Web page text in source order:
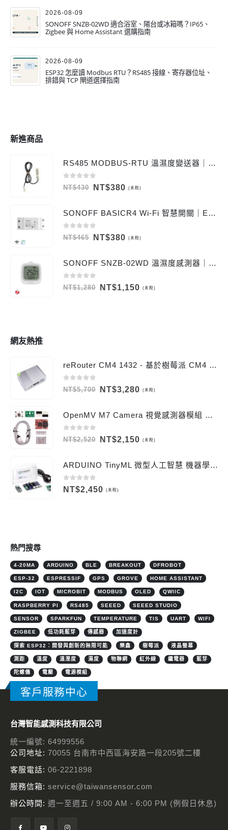
2026-08-09
SONOFF SNZB-02WD 適合浴室、陽台或冰箱嗎？IP65、
Zigbee 與 Home Assistant 選購指南
2026-08-09
ESP32 怎麼讀 Modbus RTU？RS485 接線、寄存器位址、
排錯與 TCP 閘道選擇指南
新進商品
RS485 MODBUS-RTU 溫濕度變送器｜SHT40 金屬防水探頭｜附 Windows 監控記錄工具
0out of 5
NT$430 原
價
格：
NT$430。
NT$380 目
價
(未稅)
SONOFF BASICR4 Wi-Fi 智慧開關｜ESP32 10A 單路繼電器
0out of 5
NT$465 原
價
格：
NT$465。
NT$380 目
價
NT$380。
(未稅)
SONOFF SNZB-02WD 溫濕度感測器｜IP65 Zigbee LCD 顯示
0out of 5
NT$1,280 原
NT$1,150 目
(未稅)
網友熱推
reRouter CM4 1432 - 基於樹莓派 CM4 運算模組4G Ram 32G emmc
0out of 5
NT$5,700 原
價
NT$5,700。
NT$3,280 目
價
(未稅)
OpenMV M7 Camera 視覺感測器模組 圖像處理顏色識別模組
0out of 5
NT$2,520 原
價
NT$2,520。
NT$2,150 目
價
(未稅)
ARDUINO TinyML 微型人工智慧 機器學習套件 義大利原廠最新套件
0out of 5
NT$2,450 (未稅)
熱門搜尋
4-20MA ARDUINO BLE BREAKOUT DFROBOT
ESP-32 ESPRESSIF GPS GROVE HOME ASSISTANT
I2C IOT MICROBIT MODBUS OLED QWIIC
RASPBERRY PI RS485 SEEED SEEED STUDIO
SENSOR SPARKFUN TEMPERATURE TIS UART WIFI
ZIGBEE 低功耗藍芽 傳感器 加速度計
探索 ESP32：開發與創新的無限可能 樂鑫 樹莓派 液晶螢幕
測距 溫度 溫溼度 濕度 物聯網 紅外線 繼電器 藍芽
陀螺儀 電壓 電源模組
客戶服務中心
台灣智能感測科技有限公司
統一編號: 64999556
公司地址: 70055 台南市中西區海安路一段205號二樓
客服電話: 06-2221898
服務信箱: service@taiwansensor.com
辦公時間: 週一至週五 / 9:00 AM - 6:00 PM (例假日休息)